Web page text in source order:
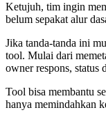
Ketujuh, tim ingin
belum sepakat alur
Jika tanda-tanda ini
tool. Mulai dari
owner respons, status
Tool bisa membantu
hanya memindahkan